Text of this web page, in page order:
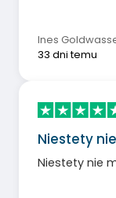
Ines
33 dni temu
Niestety
Niestety nie